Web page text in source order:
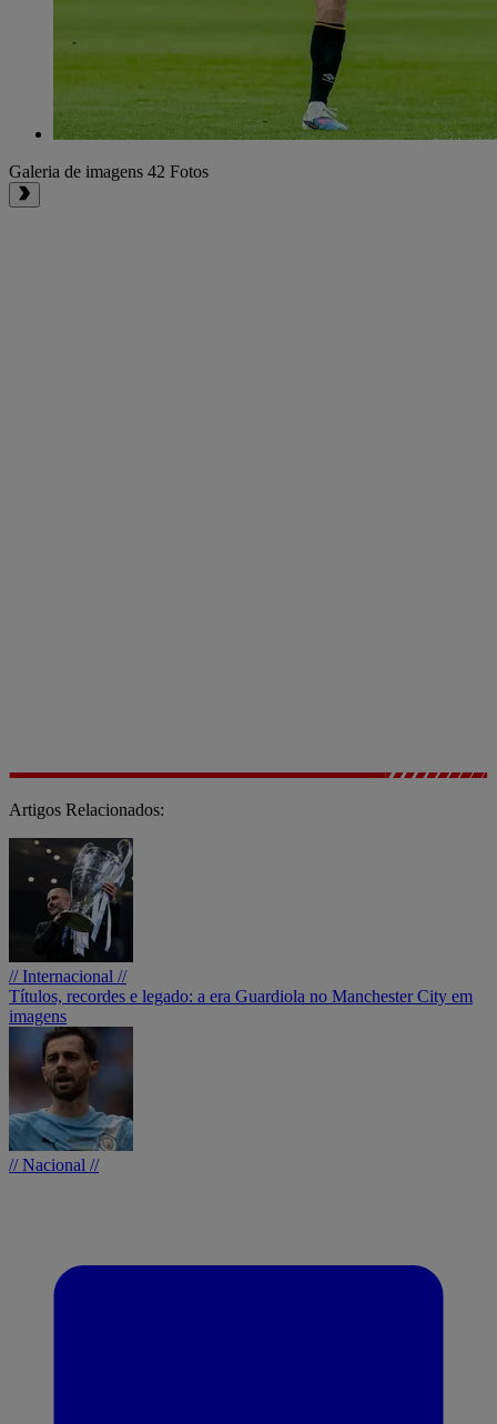
Galeria de imagens 42 Fotos
Artigos Relacionados:
// Internacional //
Títulos, recordes e legado: a era Guardiola no Manchester City em
imagens
// Nacional //